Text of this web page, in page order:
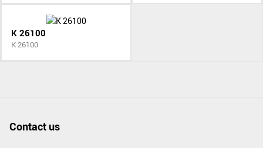
K 26100
K 26100
Contact us